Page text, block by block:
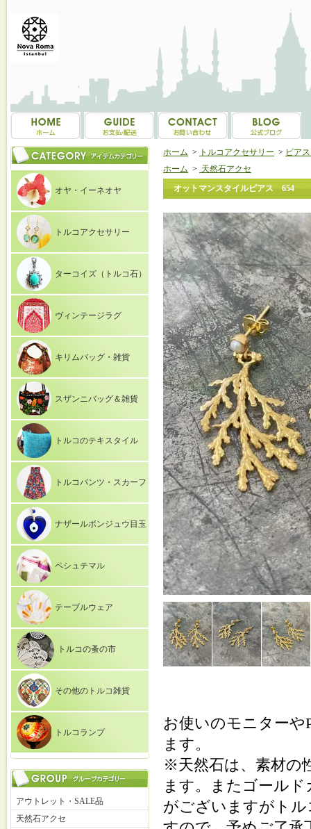
オヤ・イーネオヤ
トルコアクセサリー
ターコイズ（トルコ石）
ヴィンテージラグ
キリムバッグ・雑貨
スザンニバッグ＆雑貨
トルコのテキスタイル
トルコパンツ・スカーフ
ナザールボンジュウ目玉
ペシュテマル
テーブルウェア
トルコの蚤の市
その他のトルコ雑貨
トルコランプ
アウトレット・SALE品
天然石アクセ
ホーム > トルコアクセサリー > ピア
ホーム > 天然石アクセ
オットマンスタイルピアス 654
お使いのモニター
ます。
※天然石は、素材の
ます。またゴール
がございますがト